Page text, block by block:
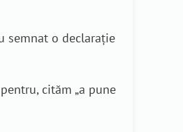
semnat o declarație
cităm „a pune